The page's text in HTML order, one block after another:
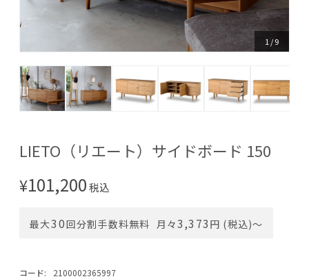
1 /9
LIETO（リエート）サイドボード 150
¥101,200税込
最大30回分割手数料無料 月々3,373 円 (税込)〜
コード: 2100002365997